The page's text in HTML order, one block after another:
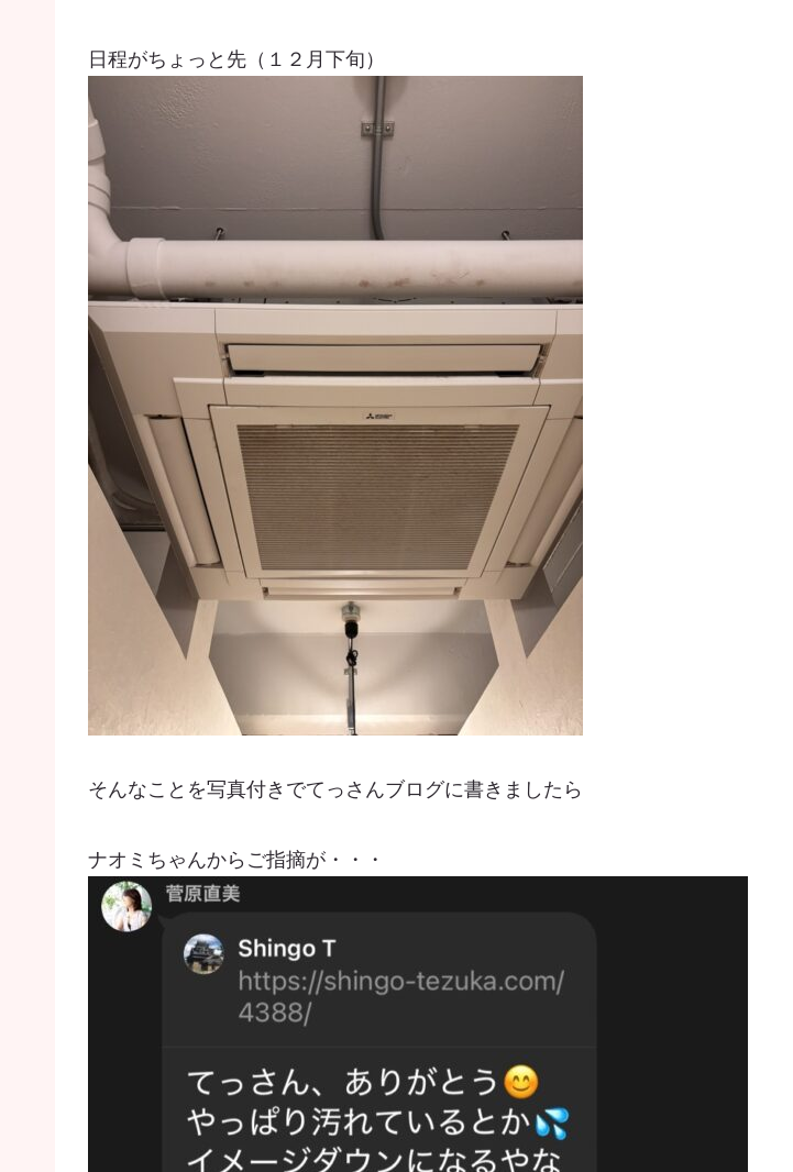
日程がちょっと先（１２月下旬）
そんなことを写真付きでてっさんブログに書きましたら
ナオミちゃんからご指摘が・・・